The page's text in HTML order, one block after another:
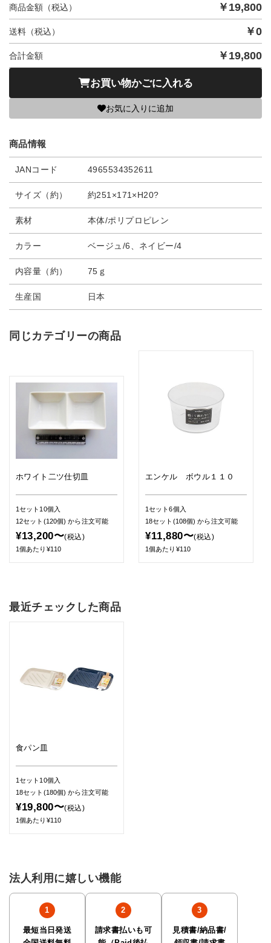
商品金額（税込） ￥ 19,800
送料（税込） ￥0
合計金額 ￥ 19,800
お買い物かごに入れる
お気に入りに追加
商品情報
JANコード 4965534352611
サイズ（約） 約251×171×H20?
素材 本体/ポリプロピレン
カラー ベージュ/6、ネイビー/4
内容量（約） 75ｇ
生産国 日本
同じカテゴリーの商品
ホワイト二ツ仕切皿
1セット10個入
12セット(120個)から注文可能
¥13,200〜(税込)
1個あたり¥110
エンケル ボウル１１０
1セット6個入
18セット(108個)から注文可能
¥11,880〜(税込)
1個あたり¥110
最近チェックした商品
食パン皿
1セット10個入
18セット(180個)から注文可能
¥19,800〜(税込)
1個あたり¥110
法人利用に嬉しい機能
最短当日発送
請求書払いも可
見積書/納品書/